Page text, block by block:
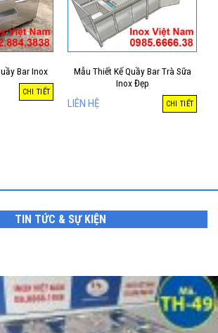
Bar Inox
CHI TIẾT
Mẫu Thiết Kế Quầy Bar Trà Sữa
Inox Đẹp
LIÊN HỆ CHI TIẾT
TIN TỨC & SỰ KIỆN